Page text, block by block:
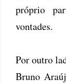
próprio
vontades.
Por outro
Bruno